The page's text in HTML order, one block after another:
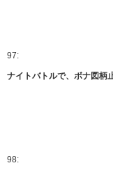
97:
ナイトバトルで、ボナ図柄
98: